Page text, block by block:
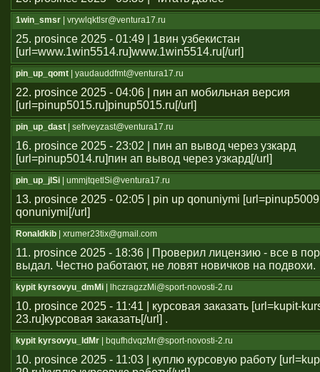
1win_smsr | vrywlqktlsr@ventura17.ru
25. prosince 2025 - 01:49 | 1вин узбекистан
[url=www.1win5514.ru]www.1win5514.ru[/url]
pin_up_qomt | yaudauddfmt@ventura17.ru
22. prosince 2025 - 04:06 | пин ап мобильная версия
[url=pinup5015.ru]pinup5015.ru[/url]
pin_up_dast | sefrveyzast@ventura17.ru
16. prosince 2025 - 23:02 | пин ап вывод через узкард
[url=pinup5014.ru]пин ап вывод через узкард[/url]
pin_up_jlSi | ummjtqetlSi@ventura17.ru
13. prosince 2025 - 02:05 | pin up qonuniymi
qonuniymi[/url]
Ronaldkib | xrumer23tix@gmail.com
11. prosince 2025 - 18:36 | Проверил лицензию - все в
выдал. Честно работают, не ловят новичков на подвохи.
kypit kyrsovyu_dmMi | lhczragzzMi@sport-novosti-2.ru
10. prosince 2025 - 11:41 | курсовая заказать [url=kupit-
23.ru]курсовая заказать[/url] .
kypit kyrsovyu_ldMr | bqufhdvqzMr@sport-novosti-2.ru
10. prosince 2025 - 11:03 | куплю курсовую работу